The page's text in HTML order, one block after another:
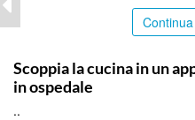
Scoppia la cucina in un
in ospedale
..